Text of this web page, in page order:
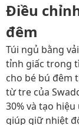
Điều
đêm
Túi ngủ bằng
tỉnh giấc trong
cho bé bú đêm
từ tre của
30% và tạo hiệu
giúp giữ nhiệt